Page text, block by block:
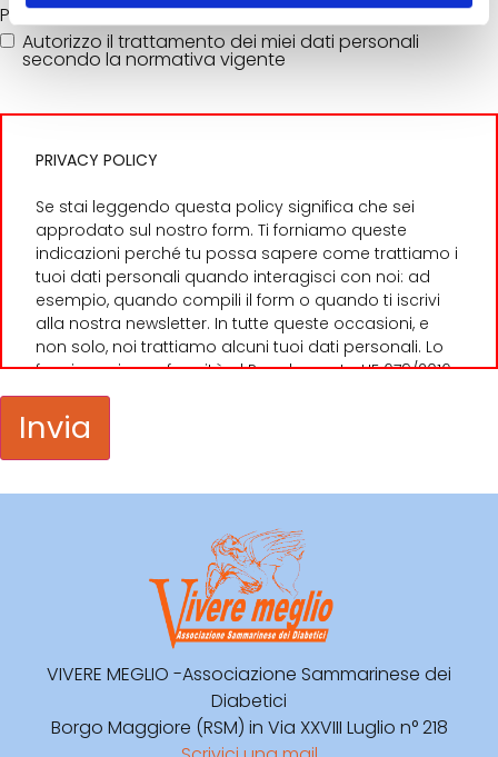
Privacy Policy*
Autorizzo il trattamento dei miei dati personali
secondo la normativa vigente
PRIVACY POLICY
Se stai leggendo questa policy significa che sei
approdato sul nostro form. Ti forniamo queste
indicazioni perché tu possa sapere come trattiamo i
tuoi dati personali quando interagisci con noi: ad
esempio, quando compili il form o quando ti iscrivi
alla nostra newsletter. In tutte queste occasioni, e
non solo, noi trattiamo alcuni tuoi dati personali. Lo
facciamo in conformità al Regolamento UE 679/2016
(GDPR) e in conformità al Codice privacy come
modificato dal D.lgs. 101/2018.
Chi sono i Titolari del trattamento dei tuoi dati?
sede legale in San Marino, nella persona del suo
Legale Rappresentante, dottor Riccardo Venturini (nel
proseguo anche “Titolare”). Puoi contattare il Titolare
al seguente indirizzo e-mailprivacy@adriacongrex.it
Perché trattiamo i tuoi dati e quando li raccogliamo?
I sistemi informatici e le procedure software preposte
al funzionamento di questo sito acquisiscono, nel
VIVERE MEGLIO -Associazione Sammarinese dei
Diabetici
Borgo Maggiore (RSM) in Via XXVIII Luglio n° 218